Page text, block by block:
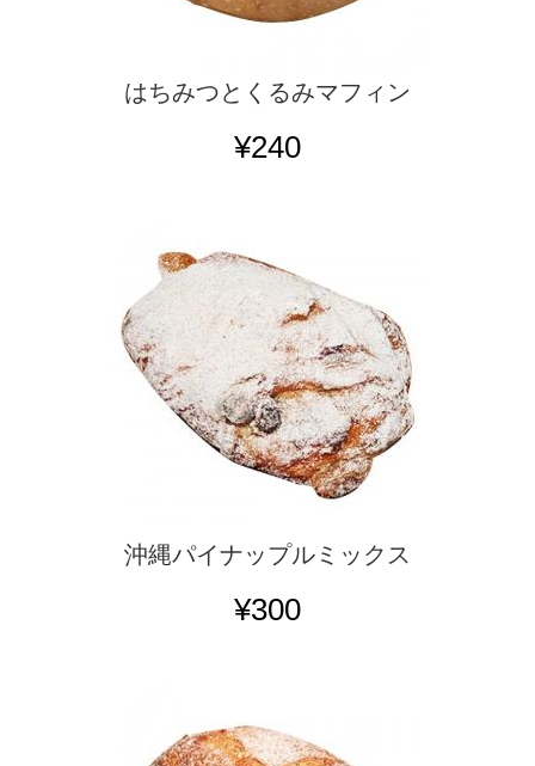
はちみつとくるみマフィン
¥240
沖縄パイナップルミックス
¥300